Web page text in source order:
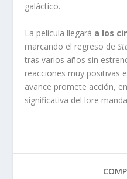
galáctico.
La película llegará a los
marcando el regreso de
tras varios años sin
reacciones muy positivas
avance promete acción,
significativa del lore